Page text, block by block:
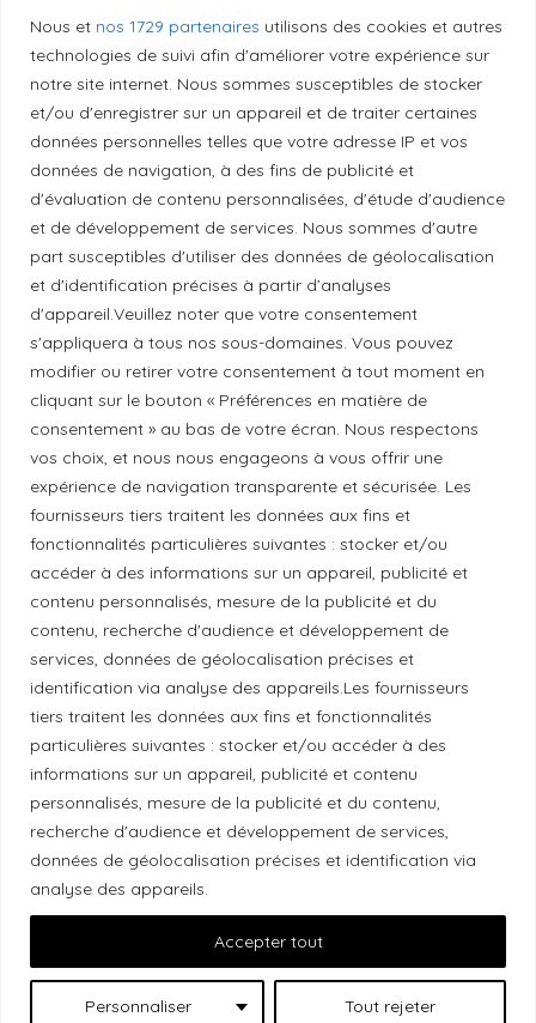
Nous et nos 1729 partenaires utilisons des cookies et autres
technologies de suivi afin d'améliorer votre expérience sur
notre site internet. Nous sommes susceptibles de stocker
et/ou d'enregistrer sur un appareil et de traiter certaines
données personnelles telles que votre adresse IP et vos
données de navigation, à des fins de publicité et
d'évaluation de contenu personnalisées, d'étude d'audience
et de développement de services. Nous sommes d'autre
part susceptibles d'utiliser des données de géolocalisation
et d'identification précises à partir d’analyses
d'appareil.Veuillez noter que votre consentement
s'appliquera à tous nos sous-domaines. Vous pouvez
modifier ou retirer votre consentement à tout moment en
cliquant sur le bouton « Préférences en matière de
consentement » au bas de votre écran. Nous respectons
vos choix, et nous nous engageons à vous offrir une
expérience de navigation transparente et sécurisée. Les
fournisseurs tiers traitent les données aux fins et
fonctionnalités particulières suivantes : stocker et/ou
accéder à des informations sur un appareil, publicité et
contenu personnalisés, mesure de la publicité et du
contenu, recherche d'audience et développement de
services, données de géolocalisation précises et
identification via analyse des appareils.Les fournisseurs
tiers traitent les données aux fins et fonctionnalités
particulières suivantes : stocker et/ou accéder à des
informations sur un appareil, publicité et contenu
personnalisés, mesure de la publicité et du contenu,
recherche d'audience et développement de services,
données de géolocalisation précises et identification via
analyse des appareils.
Personnaliser Tout rejeter
Accepter tout
Liens utiles
Mentions légales
Politique de confidentialité
Principes de publication
Politique de correction
Politique de diversité
Politique éthique
Reconnaissance du territoire
Local Market, marque portée par la société Les
Chats Gourmets Ltd. tient à souligner que ses
installations, situées au 511 Lacolle Way (Ottawa-
Orléans), se trouvent sur le territoire traditionnel non
cédé du peuple algonquin anichinabé. Nous
autochtones qui sont les gardiens historiques et
actuels de ces terres.